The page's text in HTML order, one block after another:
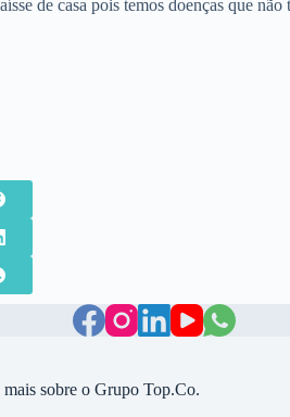
de casa pois temos doenças que
mais sobre o Grupo Top.Co.